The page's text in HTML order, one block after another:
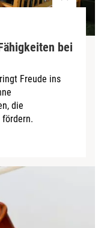
bei
Freude ins
die